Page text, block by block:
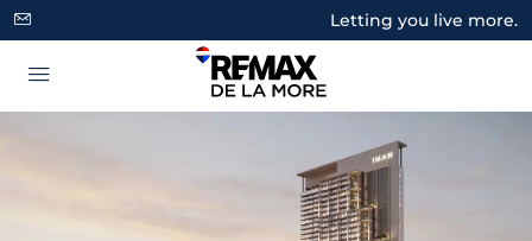
Letting you live more.